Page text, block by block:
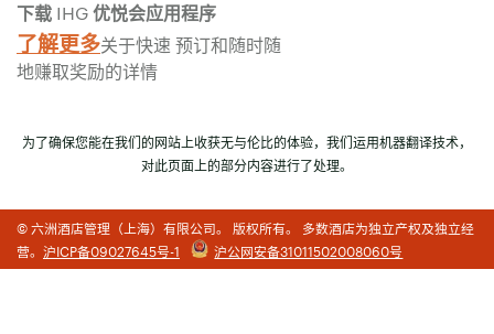
下载 IHG 优悦会应用程序
了解更多关于快速 预订和随时随
地赚取奖励的详情
为了确保您能在我们的网站上收获无与伦比的体验，我们运用机器翻译技术，
对此页面上的部分内容进行了处理。
© 六洲酒店管理（上海）有限公司。 版权所有。 多数酒店为独立产权及独立经
营。 沪ICP备09027645号-1 沪公网安备31011502008060号